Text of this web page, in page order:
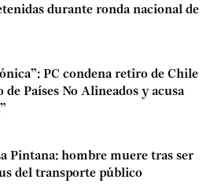
durante ronda nacional de
PC condena retiro de Chile
Países No Alineados y acusa
Pintana: hombre muere tras ser
del transporte público